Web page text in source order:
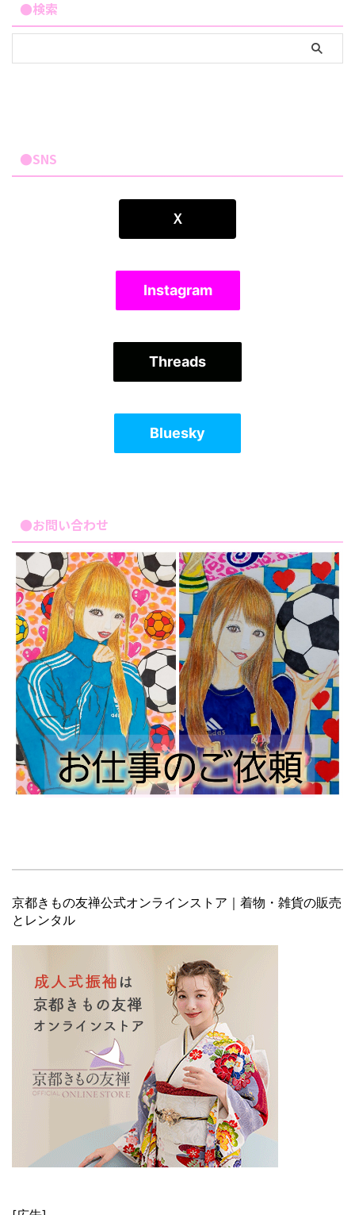
●検索
●SNS
Ｘ
Instagram
Threads
Bluesky
●お問い合わせ
京都きもの友禅公式オンラインストア｜着物・雑貨の販売
とレンタル